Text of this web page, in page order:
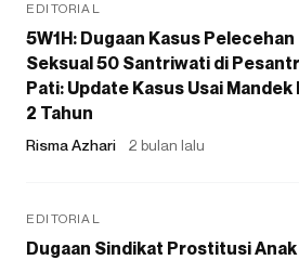
EDITORIAL
5W1H: Dugaan Kasus Pelecehan
Seksual 50 Santriwati di
Pati: Update Kasus Usai Mandek
2 Tahun
Risma Azhari 2 bulan lalu
EDITORIAL
Dugaan Sindikat Prostitusi Anak